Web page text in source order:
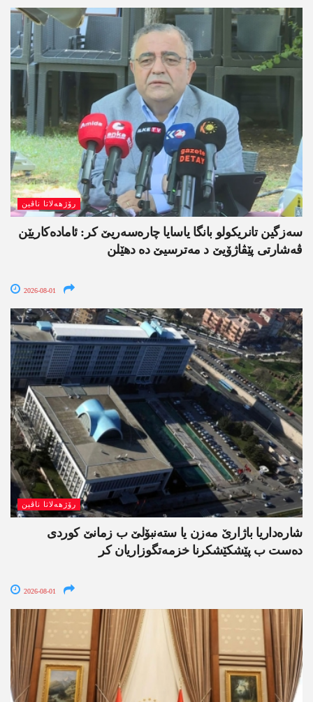
رۆژھەلاتا ناڤین
سەزگین تانریکولو بانگا یاسایا چارەسەریێ کر: ئامادەکاریێن
ڤەشارتی پێڤاژۆیێ د مەترسیێ دە دھێلن
2026-08-01
رۆژھەلاتا ناڤین
شارەداریا باژارێ مەزن یا ستەنبۆلێ ب زمانێ کوردی
دەست ب پێشکێشکرنا خزمەتگوزاریان کر
2026-08-01